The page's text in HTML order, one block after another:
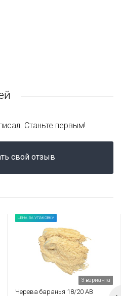
свой отзыв
Станьте первым!
ЦЕНА ЗА УПАКОВКУ
3 варианта
Черева баранья 18/20 АВ